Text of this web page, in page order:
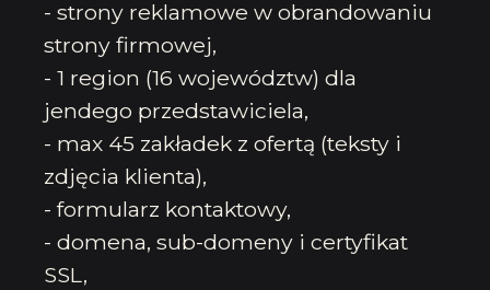
- strony reklamowe w obrandowaniu
strony firmowej,
- 1 region (16 województw) dla
jendego przedstawiciela,
- max 45 zakładek z ofertą (teksty i
zdjęcia klienta),
- formularz kontaktowy,
- domena, sub-domeny i certyfikat
SSL,